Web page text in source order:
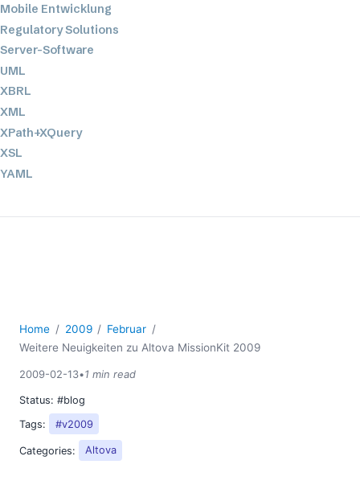
Mobile Entwicklung
Regulatory Solutions
Server-Software
UML
XBRL
XML
XPath+XQuery
XSL
YAML
2020
2019
2018
2017
2016
2015
2014
Home 2009
Februar
Weitere Neuigkeiten zu Altova MissionKit 2009
2009-02-13•1 min read
Status: #blog
Tags:
#v2009
Categories: Altova